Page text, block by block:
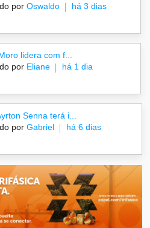
por Oswaldo há 3 dias
lidera com f...
por Eliane há 1 dia
Senna terá i...
por Gabriel há 6 dias